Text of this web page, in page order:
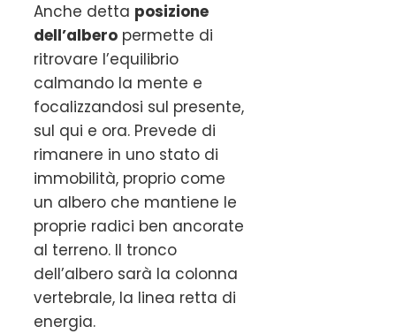
Anche detta posizione
dell’albero permette di
ritrovare l’equilibrio
calmando la mente e
focalizzandosi sul presente,
sul qui e ora. Prevede di
rimanere in uno stato di
immobilità, proprio come
un albero che mantiene le
proprie radici ben ancorate
al terreno. Il tronco
dell’albero sarà la colonna
vertebrale, la linea retta di
energia.